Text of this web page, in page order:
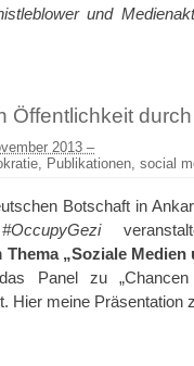
und
Öffentlichkeit
2013 –
, Publikationen, social
Botschaft in
#OccupyGezi
Thema „Soziale
das Panel zu
Hier meine Präsentation